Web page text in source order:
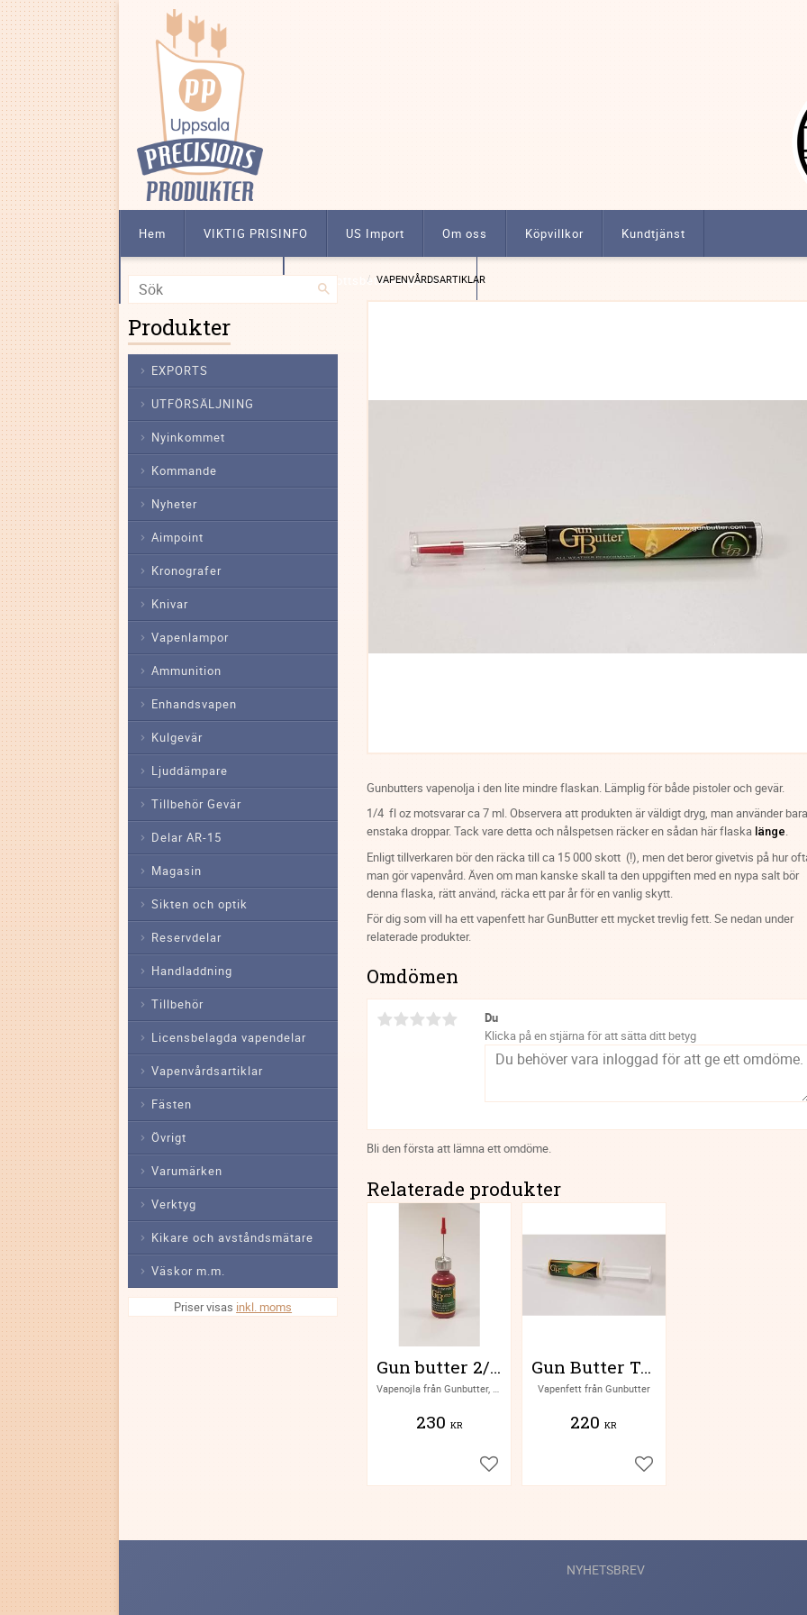
Hem VIKTIG PRISINFO US Import Om oss Köpvillkor Kundtjänst
Att köpa licensbelagt Förskottsbetalningar m.m.
VAPENVÅRDSARTIKLAR
Gunbutters vapenolja i den lite mindre flaskan. Lämplig för både pistoler och gevär.
1/4 fl oz motsvarar ca 7 ml. Observera att produkten är väldigt dryg, man använder bara
enstaka droppar. Tack vare detta och nålspetsen räcker en sådan här flaska länge.
Enligt tillverkaren bör den räcka till ca 15 000 skott (!), men det beror givetvis på hur
man gör vapenvård. Även om man kanske skall ta den uppgiften med en nypa salt bör
denna flaska, rätt använd, räcka ett par år för en vanlig skytt.
För dig som vill ha ett vapenfett har GunButter ett mycket trevlig fett. Se nedan under
relaterade produkter.
Omdömen
Du
Klicka på en stjärna för att sätta ditt betyg
Bli den första att lämna ett omdöme.
Relaterade produkter
Gun butter 2/3 fl oz flaska
230 KR
Lägg till i favoriter
Gun Butter Trigger and Locking Lug Grease
Vapenfett från Gunbutter
220 KR
Lägg till i favoriter
Produkter
EXPORTS
UTFÖRSÄLJNING
Nyinkommet
Kommande
Nyheter
Aimpoint
Kronografer
Knivar
Vapenlampor
Ammunition
Enhandsvapen
Kulgevär
Ljuddämpare
Tillbehör Gevär
Delar AR-15
Magasin
Sikten och optik
Reservdelar
Handladdning
Tillbehör
Licensbelagda vapendelar
Vapenvårdsartiklar
Fästen
Övrigt
Varumärken
Verktyg
Kikare och avståndsmätare
Väskor m.m.
Priser visas inkl. moms
NYHETSBREV